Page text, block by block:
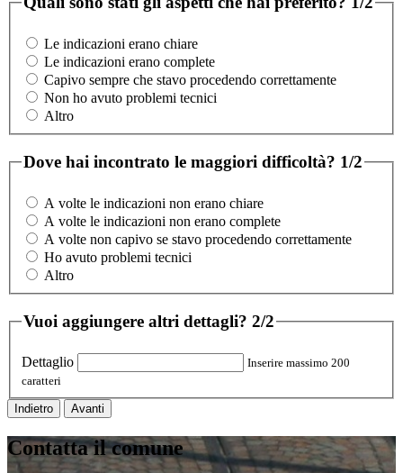
Le indicazioni erano chiare
Le indicazioni erano complete
Capivo sempre che stavo procedendo correttamente
Non ho avuto problemi tecnici
Altro
Dove hai incontrato le maggiori difficoltà? 1/2
A volte le indicazioni non erano chiare
A volte le indicazioni non erano complete
A volte non capivo se stavo procedendo correttamente
Ho avuto problemi tecnici
Altro
Vuoi aggiungere altri dettagli? 2/2
Dettaglio
Inserire massimo 200
caratteri
Indietro Avanti
Contatta il comune